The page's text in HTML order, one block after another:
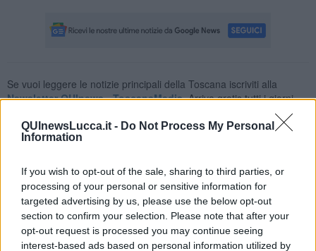
QUInewsLucca.it - Do Not Process My Personal
Information
If you wish to opt-out of the sale, sharing to third parties, or
processing of your personal or sensitive information for
targeted advertising by us, please use the below opt-out
section to confirm your selection. Please note that after your
opt-out request is processed you may continue seeing
interest-based ads based on personal information utilized by
Se vuoi leggere le notizie principali della Toscana iscriviti alla
Newsletter QUInews - ToscanaMedia.Arriva gratis tutti i giorni
Basta cliccareQUI
Articoli dal Blog “Pensieri della domenica” di Libero Venturi
​Agorà reloaded
Ultimo
​L’urlo e gli inglesi
Carrà